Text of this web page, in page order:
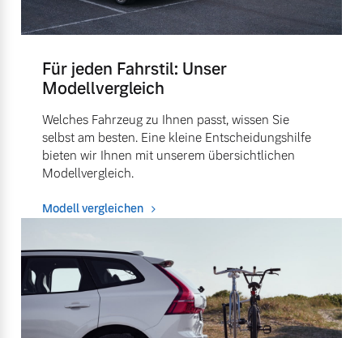
Für jeden Fahrstil: Unser
Modellvergleich
Welches Fahrzeug zu Ihnen passt, wissen Sie
selbst am besten. Eine kleine Entscheidungshilfe
bieten wir Ihnen mit unserem übersichtlichen
Modellvergleich.
Modell vergleichen